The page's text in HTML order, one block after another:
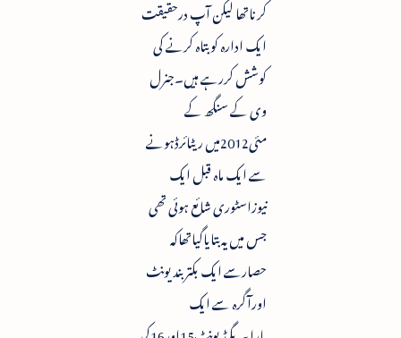
کرناتھا لیکن آپ درحقیقت
ایک ادارہ کوبتاہ کرنے کی
کوشش کررہے ہیں۔جنرل
وی کے سنگھ کے
مئی2012میں ریٹائرڈہونے
سے ایک ماہ قبل ایک
نیوزاسٹوری شائع ہوئی تھی
جس میں یہ بتایاگیاتھاکہ
حصارسے ایک بکتربندیونٹ
اورآگرہ سے ایک